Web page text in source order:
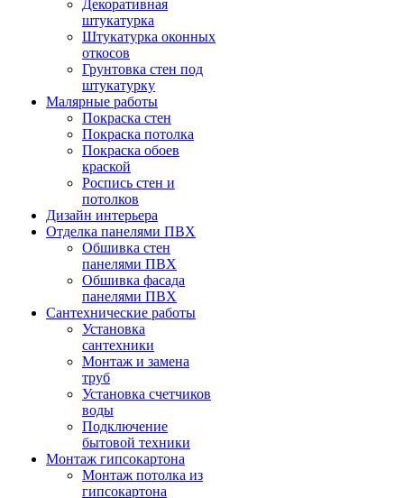
Декоративная
штукатурка
Штукатурка оконных
откосов
Грунтовка стен под
штукатурку
Малярные работы
Покраска стен
Покраска потолка
Покраска обоев
краской
Роспись стен и
потолков
Дизайн интерьера
Отделка панелями ПВХ
Обшивка стен
панелями ПВХ
Обшивка фасада
панелями ПВХ
Сантехнические работы
Установка
сантехники
Монтаж и замена
труб
Установка счетчиков
воды
Подключение
бытовой техники
Монтаж гипсокартона
Монтаж потолка из
гипсокартона